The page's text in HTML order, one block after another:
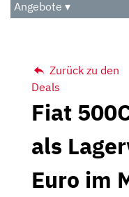
Das Beste
Angebote ▾
Zurück zu den
Deals
Fiat
als
Euro im